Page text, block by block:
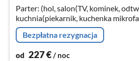
Parter: (hol, salon(TV, kominek,
kuchnia(piekarnik, kuchenka
naczyń, lodówko-zamrażarka),
kanapa rozkładana)
Bezpłatna rezygnacja
od 227€/ noc